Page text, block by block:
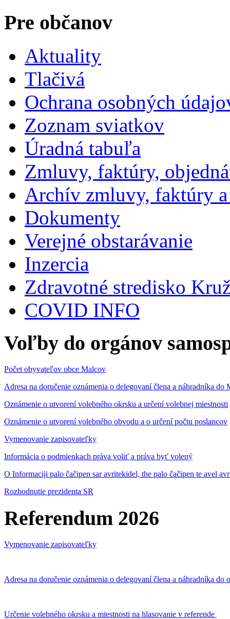
Pre občanov
Aktuality
Tlačivá
Ochrana osobných
Zoznam sviatkov
Úradná tabuľa
Zmluvy, faktúry,
Archív zmluvy, faktúry
Dokumenty
Verejné obstarávanie
Inzercia
Zdravotné stredisko
COVID INFO
Voľby do orgánov
Počet obyvateľov obce Malcov
Adresa na doručenie oznámenia o delegovaní člena a náhradníka
Oznámenie o utvorení volebného okrsku a určení volebnej miestnosti
Oznámenie o utvorení volebného obvodu a o určení počtu poslancov
Vymenovanie zapisovateľky
Informácia o podmienkach práva voliť a práva byť volený
O Informaciji palo čačipen sar avritekidel, the palo čačipen te avel
Rozhodnutie prezidenta SR
Referendum 2026
Vymenovanie zapisovateľky
Adresa na doručenie oznámenia o delegovaní člena a náhradníka
Určenie volebného okrsku a miestnosti na hlasovanie v referende